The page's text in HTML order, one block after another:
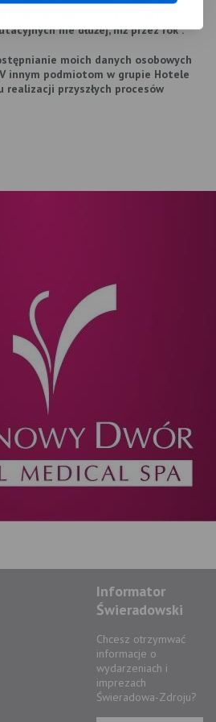
nie dłużej, niż przez rok”.
moich danych osobowych
innym podmiotom w grupie Hotele
realizacji przyszłych procesów
Informator
Świeradowski
Chcesz otrzymwać
informacje o
wydarzeniach i
imprezach
Świeradowa-Zdroju?